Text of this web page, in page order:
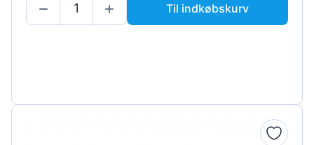
Til indkøbskurv